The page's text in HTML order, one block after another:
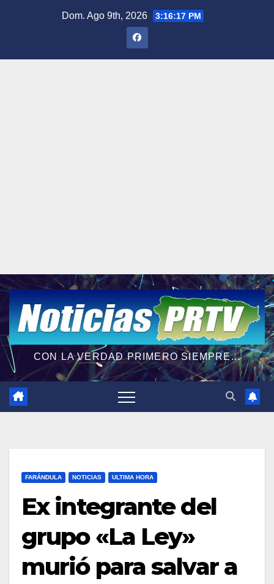
Dom. Ago 9th, 2026 3:16:18 PM
CON LA VERDAD PRIMERO SIEMPRE...
FARÁNDULA NOTICIAS ULTIMA HORA
Ex integrante del
grupo «La Ley»
murió para salvar a